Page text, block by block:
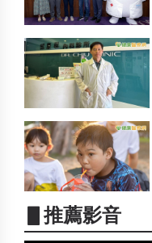
▋推薦影音